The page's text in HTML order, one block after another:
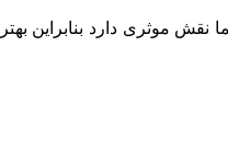
نقش موثری دارد بنابراین